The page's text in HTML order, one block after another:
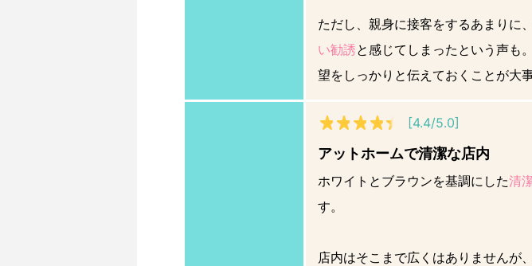
ただし、親身に接客をするあまりに、
い勧誘と感じてしまったという声も
望をしっかりと伝えておくことが大
[4.4/5.0]
アットホームで清潔な店内
ホワイトとブラウンを基調にした清
す。
店内はそこまで広くはありませんが